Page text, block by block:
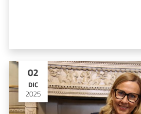
02
DIC
2025